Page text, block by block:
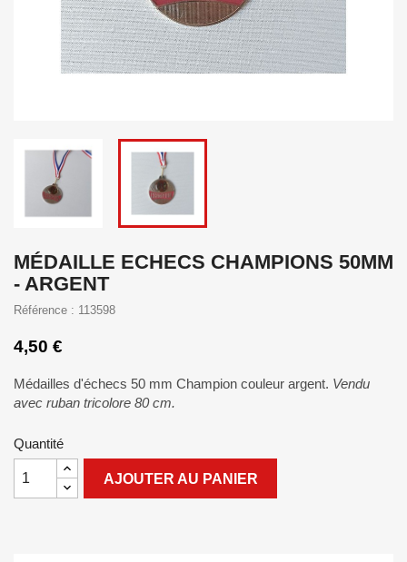
MÉDAILLE ECHECS CHAMPIONS 50MM
- ARGENT
Référence : 113598
4,50 €
Médailles d'échecs 50 mm Champion couleur argent. Vendu
avec ruban tricolore 80 cm.
Quantité
AJOUTER AU PANIER